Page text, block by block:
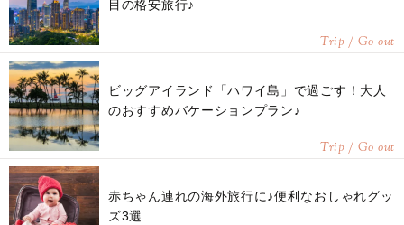
目の格安旅行♪
Trip / Go out
ビッグアイランド「ハワイ島」で過ごす！大人
のおすすめバケーションプラン♪
Trip / Go out
赤ちゃん連れの海外旅行に♪便利なおしゃれグッ
ズ3選